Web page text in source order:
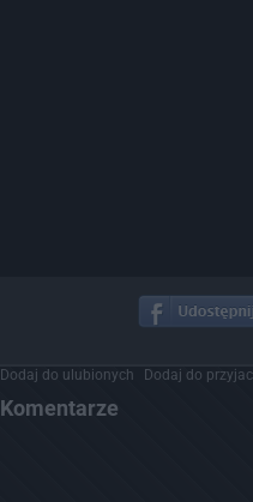
Dodaj do ulubionych Dodaj do
Komentarze